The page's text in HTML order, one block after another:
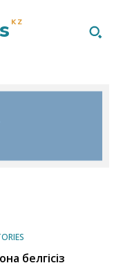
KZ
белгісіз